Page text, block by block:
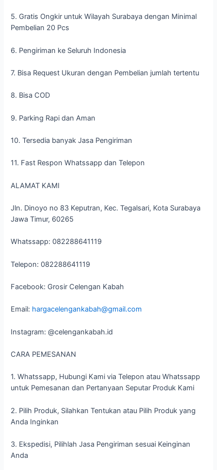
5. Gratis Ongkir untuk Wilayah Surabaya dengan Minimal
Pembelian 20 Pcs
6. Pengiriman ke Seluruh Indonesia
7. Bisa Request Ukuran dengan Pembelian jumlah tertentu
8. Bisa COD
9. Parking Rapi dan Aman
10. Tersedia banyak Jasa Pengiriman
11. Fast Respon Whatssapp dan Telepon
ALAMAT KAMI
Jln. Dinoyo no 83 Keputran, Kec. Tegalsari, Kota Surabaya
Jawa Timur, 60265
Whatssapp: 082288641119
Telepon: 082288641119
Facebook: Grosir Celengan Kabah
Email: hargacelengankabah@gmail.com
Instagram: @celengankabah.id
CARA PEMESANAN
1. Whatssapp, Hubungi Kami via Telepon atau Whatssapp
untuk Pemesanan dan Pertanyaan Seputar Produk Kami
2. Pilih Produk, Silahkan Tentukan atau Pilih Produk yang
Anda Inginkan
3. Ekspedisi, Pilihlah Jasa Pengiriman sesuai Keinginan
Anda